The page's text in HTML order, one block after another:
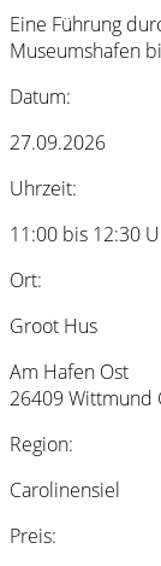
Eine Führung
Museumshafen
Datum:
27.09.2026
Uhrzeit:
11:00 bis 12:30
Ort:
Groot Hus
Am Hafen Ost
26409 Wittmund
Region:
Carolinensiel
Preis: